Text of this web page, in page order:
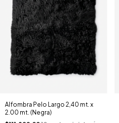
Alfombra Pelo Largo 2,40 mt. x
2.00 mt. (Negra)